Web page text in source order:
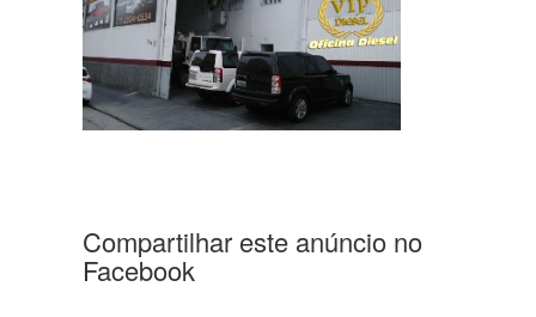
Compartilhar este anúncio no
Facebook